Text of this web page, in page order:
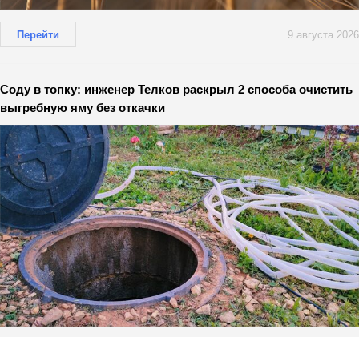
Перейти 9 августа 2026
Соду в топку: инженер Телков раскрыл 2 способа очистить
выгребную яму без откачки